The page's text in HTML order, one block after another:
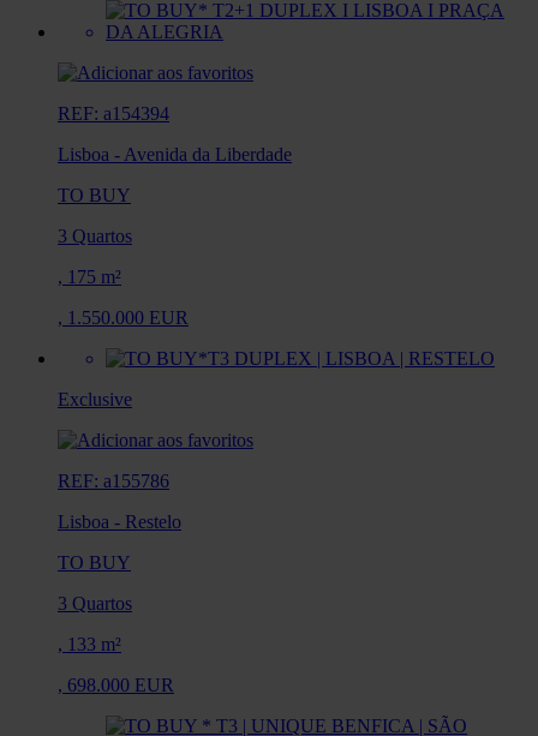
REF: a154394
Lisboa - Avenida da Liberdade
TO BUY
3 Quartos
, 175 m²
, 1.550.000 EUR
Exclusive
REF: a155786
Lisboa - Restelo
TO BUY
3 Quartos
, 133 m²
, 698.000 EUR